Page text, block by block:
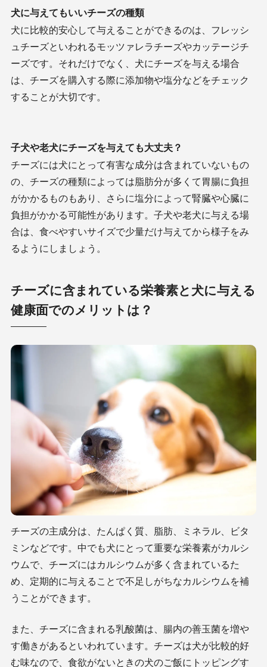
犬に与えてもいいチーズの種類
犬に比較的安心して与えることができるのは、フレッシ
ュチーズといわれるモッツァレラチーズやカッテージチ
ーズです。それだけでなく、犬にチーズを与える場合
は、チーズを購入する際に添加物や塩分などをチェック
することが大切です。
子犬や老犬にチーズを与えても大丈夫？
チーズには犬にとって有害な成分は含まれていないもの
の、チーズの種類によっては脂肪分が多くて胃腸に負担
がかかるものもあり、さらに塩分によって腎臓や心臓に
負担がかかる可能性があります。子犬や老犬に与える場
合は、食べやすいサイズで少量だけ与えてから様子をみ
るようにしましょう。
チーズに含まれている栄養素と犬に与える
健康面でのメリットは？
チーズの主成分は、たんぱく質、脂肪、ミネラル、ビタ
ミンなどです。中でも犬にとって重要な栄養素がカルシ
ウムで、チーズにはカルシウムが多く含まれているた
め、定期的に与えることで不足しがちなカルシウムを補
うことができます。
また、チーズに含まれる乳酸菌は、腸内の善玉菌を増や
す働きがあるといわれています。チーズは犬が比較的好
む味なので、食欲がないときの犬のご飯にトッピングす